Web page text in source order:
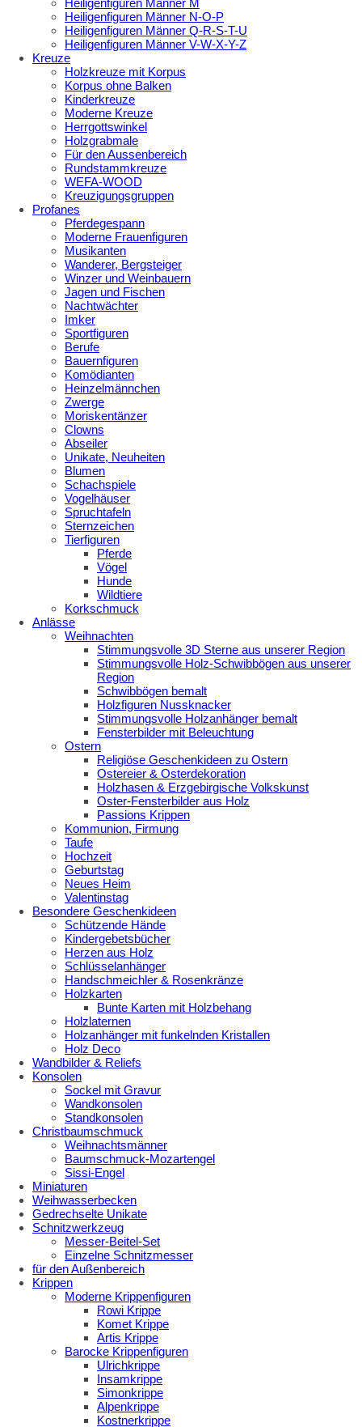
Heiligenfiguren Männer M
Heiligenfiguren Männer N-O-P
Heiligenfiguren Männer Q-R-S-T-U
Heiligenfiguren Männer V-W-X-Y-Z
Kreuze
Holzkreuze mit Korpus
Korpus ohne Balken
Kinderkreuze
Moderne Kreuze
Herrgottswinkel
Holzgrabmale
Für den Aussenbereich
Rundstammkreuze
WEFA-WOOD
Kreuzigungsgruppen
Profanes
Pferdegespann
Moderne Frauenfiguren
Musikanten
Wanderer, Bergsteiger
Winzer und Weinbauern
Jagen und Fischen
Nachtwächter
Imker
Sportfiguren
Berufe
Bauernfiguren
Komödianten
Heinzelmännchen
Zwerge
Moriskentänzer
Clowns
Abseiler
Unikate, Neuheiten
Blumen
Schachspiele
Vogelhäuser
Spruchtafeln
Sternzeichen
Tierfiguren
Pferde
Vögel
Hunde
Wildtiere
Korkschmuck
Anlässe
Weihnachten
Stimmungsvolle 3D Sterne aus unserer Region
Stimmungsvolle Holz-Schwibbögen aus unserer
Region
Schwibbögen bemalt
Holzfiguren Nussknacker
Stimmungsvolle Holzanhänger bemalt
Fensterbilder mit Beleuchtung
Ostern
Religiöse Geschenkideen zu Ostern
Ostereier & Osterdekoration
Holzhasen & Erzgebirgische Volkskunst
Oster-Fensterbilder aus Holz
Passions Krippen
Kommunion, Firmung
Taufe
Hochzeit
Geburtstag
Neues Heim
Valentinstag
Besondere Geschenkideen
Schützende Hände
Kindergebetsbücher
Herzen aus Holz
Schlüsselanhänger
Handschmeichler & Rosenkränze
Holzkarten
Bunte Karten mit Holzbehang
Holzlaternen
Holzanhänger mit funkelnden Kristallen
Holz Deco
Wandbilder & Reliefs
Konsolen
Sockel mit Gravur
Wandkonsolen
Standkonsolen
Christbaumschmuck
Weihnachtsmänner
Baumschmuck-Mozartengel
Sissi-Engel
Miniaturen
Weihwasserbecken
Gedrechselte Unikate
Schnitzwerkzeug
Messer-Beitel-Set
Einzelne Schnitzmesser
für den Außenbereich
Krippen
Moderne Krippenfiguren
Rowi Krippe
Komet Krippe
Artis Krippe
Barocke Krippenfiguren
Ulrichkrippe
Insamkrippe
Simonkrippe
Alpenkrippe
Kostnerkrippe